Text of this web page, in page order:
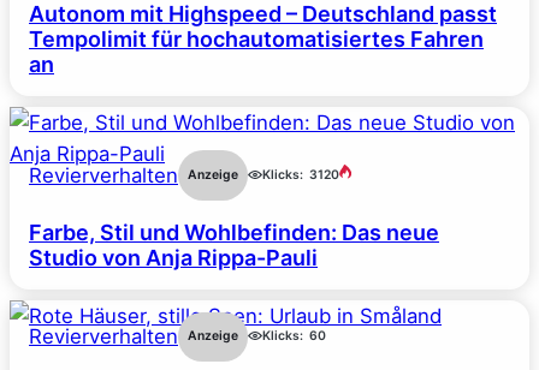
Autonom mit Highspeed – Deutschland passt
Tempolimit für hochautomatisiertes Fahren
an
Revierverhalten Anzeige Klicks: 3120
Farbe, Stil und Wohlbefinden: Das neue
Studio von Anja Rippa-Pauli
Revierverhalten Anzeige Klicks: 60